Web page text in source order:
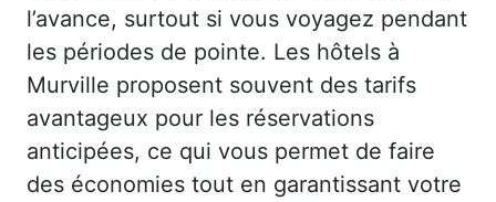
l’avance, surtout si vous voyagez pendant
les périodes de pointe. Les hôtels à
Murville proposent souvent des tarifs
avantageux pour les réservations
anticipées, ce qui vous permet de faire
des économies tout en garantissant votre